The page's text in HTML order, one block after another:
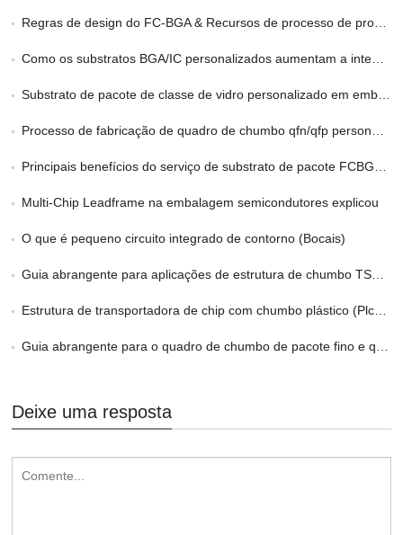
Regras de design do FC-BGA & Recursos de processo de produção
Como os substratos BGA/IC personalizados aumentam a integridade do sinal
Substrato de pacote de classe de vidro personalizado em embalagens 2.5D e 3D
Processo de fabricação de quadro de chumbo qfn/qfp personalizado
Principais benefícios do serviço de substrato de pacote FCBGA personalizado no HPC
Multi-Chip Leadframe na embalagem semicondutores explicou
O que é pequeno circuito integrado de contorno (Bocais)
Guia abrangente para aplicações de estrutura de chumbo TSOP/LOC
Estrutura de transportadora de chip com chumbo plástico (Plcc) Quadro de chumbo
Guia abrangente para o quadro de chumbo de pacote fino e quadro
Deixe uma resposta